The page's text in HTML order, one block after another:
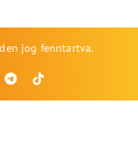
jog fenntartva.